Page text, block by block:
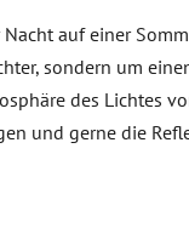
auf einer
sondern um
des Lichtes
und gerne die